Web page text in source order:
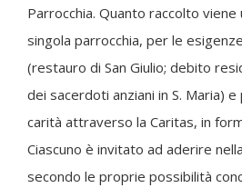
Parrocchia. Quanto raccolto
singola parrocchia, per le
(restauro di San Giulio; debito
dei sacerdoti anziani in S. Maria)
carità attraverso la Caritas, in
Ciascuno è invitato ad aderire
secondo le proprie possibilità